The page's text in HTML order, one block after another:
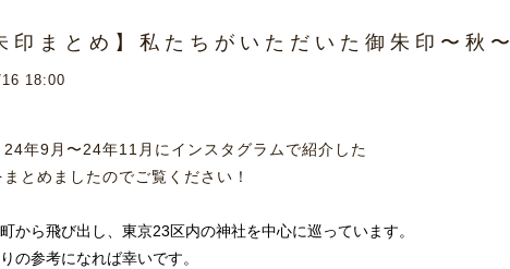
印まとめ】私たちがいただいた御朱印〜秋〜
18:00
24年9月〜24年11月にインスタグラムで紹介した
とめましたのでご覧ください！
から飛び出し、東京23区内の神社を中心に巡っています。
の参考になれば幸いです。